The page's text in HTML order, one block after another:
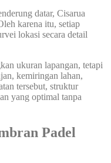
datar, Cisarua
karena itu, setiap
lokasi secara detail
ukuran lapangan, tetapi
kemiringan lahan,
tersebut, struktur
yang optimal tanpa
Padel